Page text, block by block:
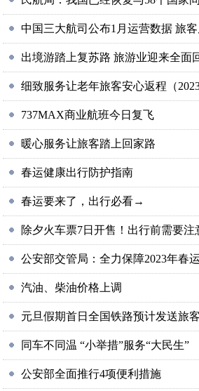
中国三大航司公布1月运营数据 旅
出境游踏上复苏路 旅游业迎来全面
细致服务让老年旅客安心返程（
737MAX商业航班今日复飞
暖心服务让旅客踏上回家路
春运健康出行防护指南
春运要来了，出行必看→
除夕火车票7日开售！出行前需要注
公安部交管局：全力保障2023年春
汽油、柴油价格上调
元旦假期首日全国铁路预计发送旅
同车不同温 “小举措”服务“大民生”
公安部全面推行4项便利措施